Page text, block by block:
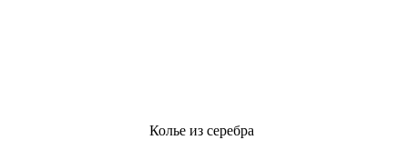
Колье из серебра